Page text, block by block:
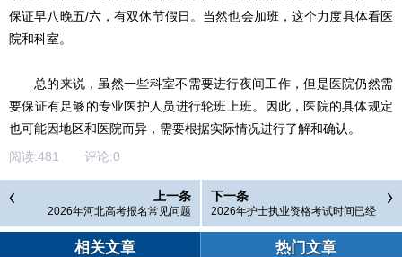
保证早八晚五/六，有双休节假日。当然也会加班，这个力度具体看医
院和科室。
总的来说，虽然一些科室不需要进行夜间工作，但是医院仍然需
要保证有足够的专业医护人员进行轮班上班。因此，医院的具体规定
也可能因地区和医院而异，需要根据实际情况进行了解和确认。
阅读:481 评论:0
上一条
2026年河北高考报名常见问题
下一条
2026年护士执业资格考试时间已经
确定！
相关文章 热门文章